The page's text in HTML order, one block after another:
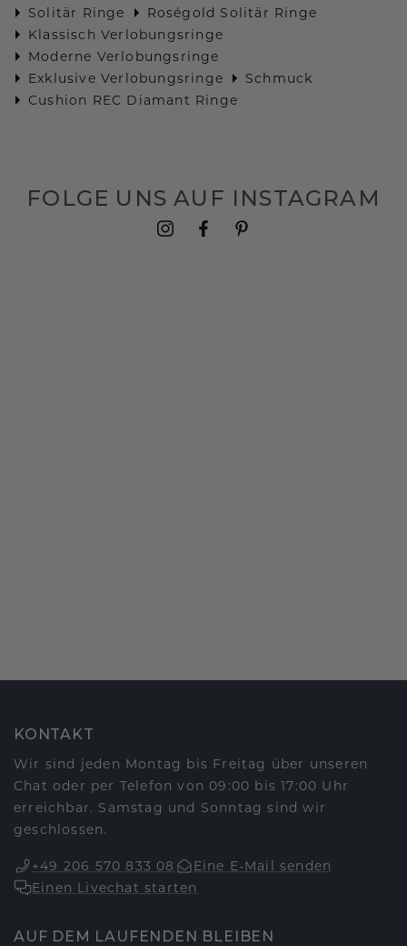
Solitär Ringe
Roségold Solitär Ringe
Klassisch Verlobungsringe
Moderne Verlobungsringe
Exklusive Verlobungsringe
Schmuck
Cushion REC Diamant Ringe
FOLGE UNS AUF INSTAGRAM
KONTAKT
Wir sind jeden Montag bis Freitag über unseren
Chat oder per Telefon von 09:00 bis 17:00 Uhr
erreichbar. Samstag und Sonntag sind wir
geschlossen.
+49 206 570 833 08
Eine E-Mail senden
Einen Livechat starten
AUF DEM LAUFENDEN BLEIBEN